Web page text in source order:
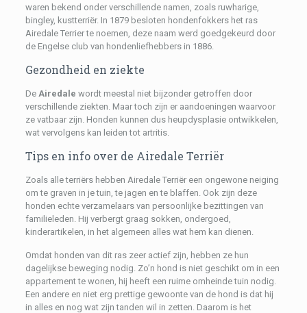
waren bekend onder verschillende namen, zoals ruwharige,
bingley, kustterriër. In 1879 besloten hondenfokkers het ras
Airedale Terrier te noemen, deze naam werd goedgekeurd door
de Engelse club van hondenliefhebbers in 1886.
Gezondheid en ziekte
De Airedale wordt meestal niet bijzonder getroffen door
verschillende ziekten. Maar toch zijn er aandoeningen waarvoor
ze vatbaar zijn. Honden kunnen dus heupdysplasie ontwikkelen,
wat vervolgens kan leiden tot artritis.
Tips en info over de Airedale Terriër
Zoals alle terriërs hebben Airedale Terriër een ongewone neiging
om te graven in je tuin, te jagen en te blaffen. Ook zijn deze
honden echte verzamelaars van persoonlijke bezittingen van
familieleden. Hij verbergt graag sokken, ondergoed,
kinderartikelen, in het algemeen alles wat hem kan dienen.
Omdat honden van dit ras zeer actief zijn, hebben ze hun
dagelijkse beweging nodig. Zo’n hond is niet geschikt om in een
appartement te wonen, hij heeft een ruime omheinde tuin nodig.
Een andere en niet erg prettige gewoonte van de hond is dat hij
in alles en nog wat zijn tanden wil in zetten. Daarom is het